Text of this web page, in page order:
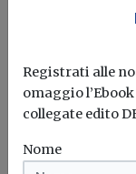
Idrogeno
l'energia
Registrati alle
omaggio
collegate edito
Nome